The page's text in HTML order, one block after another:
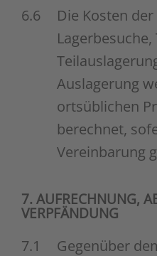
6.6
Die Kosten
Auslagerung
ortsüblichen
berechnet,
Vereinbarung
7. AUFRECHNUNG,
VERPFÄNDUNG
7.1
Gegenüber